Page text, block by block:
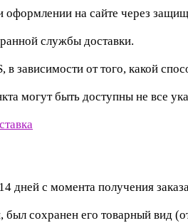
оформлении на сайте через
службы доставки.
зависимости от того, какой
могут быть доступны не все
дней с момента получения
сохранен его товарный вид